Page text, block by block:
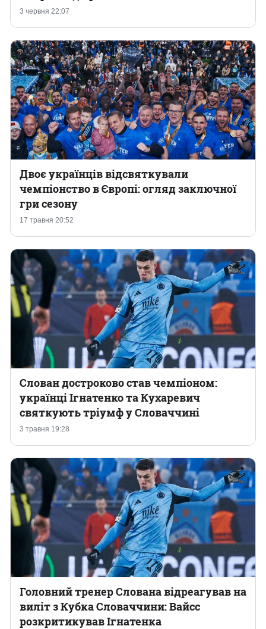
3 червня 22:07
17 травня 20:52
Двоє українців відсвяткували
чемпіонство в Європі: огляд заключної
гри сезону
3 травня 19:28
Слован достроково став чемпіоном:
українці Ігнатенко та Кухаревич
святкують тріумф у Словаччині
Головний тренер Слована відреагував на
виліт з Кубка Словаччини: Вайсс
розкритикував Ігнатенка